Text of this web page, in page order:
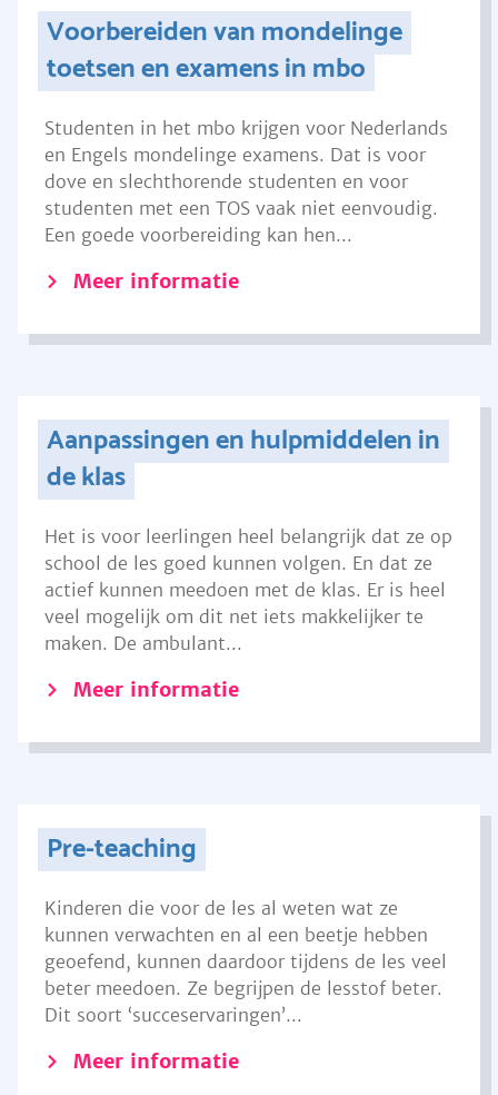
Voorbereiden van mondelinge
toetsen en examens in mbo
Studenten in het mbo krijgen voor Nederlands
en Engels mondelinge examens. Dat is voor
dove en slechthorende studenten en voor
studenten met een TOS vaak niet eenvoudig.
Een goede voorbereiding kan hen...
Meer informatie
Aanpassingen en hulpmiddelen in
de klas
Het is voor leerlingen heel belangrijk dat ze op
school de les goed kunnen volgen. En dat ze
actief kunnen meedoen met de klas. Er is heel
veel mogelijk om dit net iets makkelijker te
maken. De ambulant...
Meer informatie
Pre-teaching
Kinderen die voor de les al weten wat ze
kunnen verwachten en al een beetje hebben
geoefend, kunnen daardoor tijdens de les veel
beter meedoen. Ze begrijpen de lesstof beter.
Dit soort ‘succeservaringen’...
Meer informatie